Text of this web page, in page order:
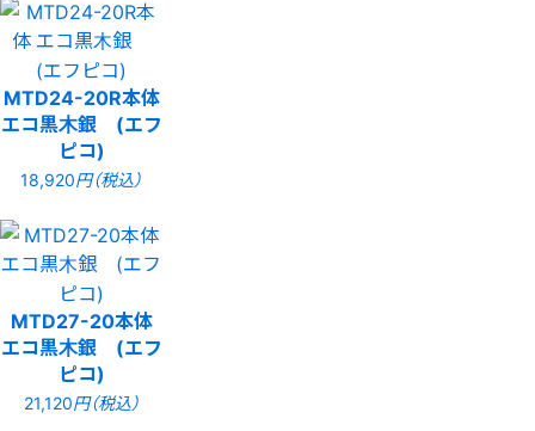
MTD24-20R本体
エコ黒木銀 (エフ
ピコ)
18,920円（税込）
MTD27-20本体
エコ黒木銀 (エフ
ピコ)
21,120円（税込）